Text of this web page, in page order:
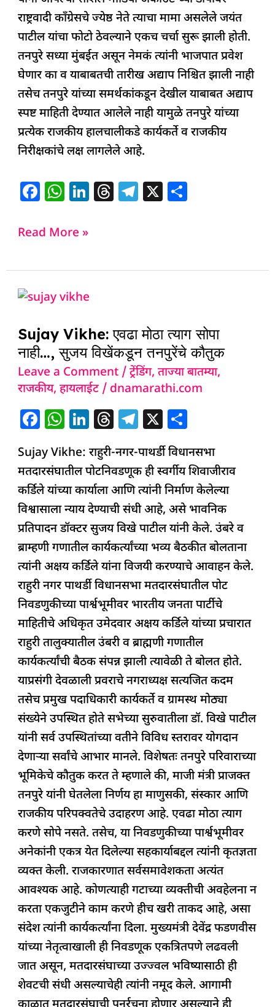
राष्ट्रवादी काँग्रेसचे ज्येष्ठ नेते त्याचा मामा असलेले जयंत
पाटील यांचा फोटो ठेवल्याने एकच चर्चा सुरू झाली होती.
तनपुरे सध्या मुंबईत असून नेमकं त्यांनी भाजपात प्रवेश
घेणार का व याबाबतची तारीख अद्याप निश्चित झाली नाही
तसेच तनपुरे यांच्या समर्थकांकडून देखील याबाबत अद्याप
स्पष्ट माहिती देण्यात आलेले नाही यामुळे तनपुरे यांच्या
प्रत्येक राजकीय हालचालीकडे कार्यकर्ते व राजकीय
निरीक्षकांचे लक्ष लागलेले आहे.
F
c
b
o
o
k
W
at
A
p
p
Li
dI
T
d
T
ra
X
Read More »
Sujay Vikhe: एवढा मोठा त्याग सोपा
नाही…, सुजय विखेंकडून तनपुरेंचे कौतुक
Leave a Comment /ट्रेंडिंग,ताज्या बातम्या,
राजकीय,हायलाईट/ dnamarathi.com
F
c
e
b
o
o
k
W
at
s
A
p
p
Li
k
e
dI
n
T
re
a
d
s
T
e
g
ra
m
X
ar
e
Sujay Vikhe: राहुरी-नगर-पाथर्डी विधानसभा
मतदारसंघातील पोटनिवडणूक ही स्वर्गीय शिवाजीराव
कर्डिले यांच्या कार्याला आणि त्यांनी निर्माण केलेल्या
विश्वासाला न्याय देण्याची संधी आहे, असे भावनिक
प्रतिपादन डॉक्टर सुजय विखे पाटील यांनी केले. उंबरे व
ब्राम्हणी गणातील कार्यकर्त्यांच्या भव्य बैठकीत बोलताना
त्यांनी अक्षय कर्डिले यांना विजयी करण्याचे आवाहन केले.
राहुरी नगर पाथर्डी विधानसभा मतदारसंघातील पोट
निवडणुकीच्या पार्श्वभूमीवर भारतीय जनता पार्टीचे
माहितीचे अधिकृत उमेदवार अक्षय कर्डिले यांच्या प्रचारात
राहुरी तालुक्यातील उंबरी व ब्राह्मणी गणातील
कार्यकर्त्यांची बैठक संपन्न झाली त्यावेळी ते बोलत होते.
याप्रसंगी देवळाली प्रवराचे नगराध्यक्ष सत्यजित कदम
तसेच प्रमुख पदाधिकारी कार्यकर्ते व ग्रामस्थ मोठ्या
संख्येने उपस्थित होते सभेच्या सुरुवातीला डॉ. विखे पाटील
यांनी सर्व उपस्थितांच्या वतीने विविध स्तरावर योगदान
देणाऱ्या सर्वांचे आभार मानले. विशेषतः तनपुरे परिवाराच्या
भूमिकेचे कौतुक करत ते म्हणाले की, माजी मंत्री प्राजक्त
तनपुरे यांनी घेतलेला निर्णय हा माणुसकी, संस्कार आणि
राजकीय परिपक्वतेचे उदाहरण आहे. एवढा मोठा त्याग
करणे सोपे नसते. तसेच, या निवडणुकीच्या पार्श्वभूमीवर
अनेकांनी एकत्र येत दिलेल्या सहकार्याबद्दल त्यांनी कृतज्ञता
व्यक्त केली. राजकारणात सर्वसमावेशकता अत्यंत
आवश्यक आहे. कोणत्याही गटाच्या व्यक्तीची अवहेलना न
करता एकजुटीने काम करणे हीच खरी ताकद आहे, असा
संदेश त्यांनी कार्यकर्त्यांना दिला. मुख्यमंत्री देवेंद्र फडणवीस
यांच्या नेतृत्वाखाली ही निवडणूक एकत्रितपणे लढवली
जात असून, मतदारसंघाच्या उज्ज्वल भविष्यासाठी ही
शेवटची संधी असल्याचेही त्यांनी नमूद केले. आगामी
Sujay
एवढा
मोठा
त्याग
सोपा
नाही…,
सुजय
विखेंकडून
तनपुरेंचे
कौतुक